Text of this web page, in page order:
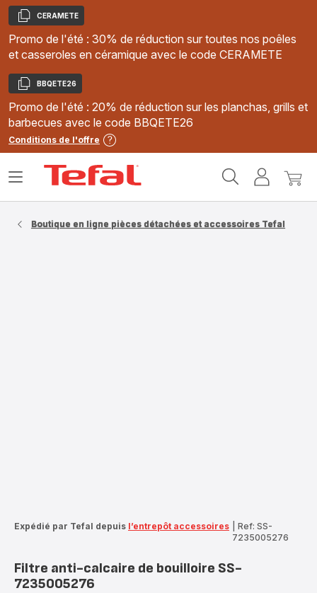
Copier
CERAMETE
Promo de l'été : 30% de réduction sur toutes nos poêles
et casseroles en céramique avec le code CERAMETE
Copier
BBQETE26
Promo de l'été : 20% de réduction sur les planchas, grills et
barbecues avec le code BBQETE26
Conditions de l'offre
MonMon
Ouvrir
Boutique en ligne pièces détachées et accessoires Tefal
Expédié par Tefal depuis l’entrepôt accessoires
Ref: SS-
7235005276
Filtre anti-calcaire de bouilloire SS-
7235005276